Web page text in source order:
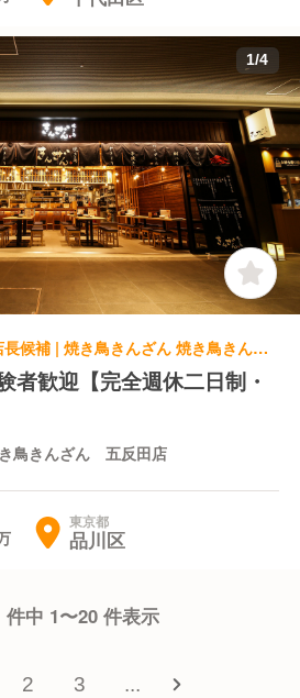
1/4
焼き鳥, 居酒屋 | 店長・店長候補 | 焼き鳥きんざん 焼き鳥きんざん 五反田店
者歓迎【完全週休二日制・
鳥きんざん 五反田店
東京都
品川区
件中 1〜20 件表示
2 3 ...